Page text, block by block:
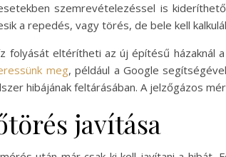
szemrevételezéssel is
a repedés, vagy törés, de bele kell
folyását eltérítheti az új építésű házaknál
meg, például a Google
hibájának feltárásában. A jelzőgázos
javítása